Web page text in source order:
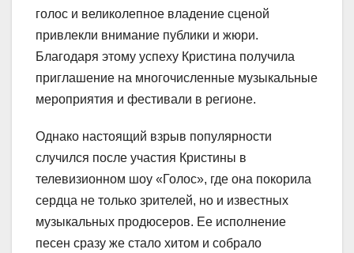
голос и великолепное владение сценой
привлекли внимание публики и жюри.
Благодаря этому успеху Кристина получила
приглашение на многочисленные музыкальные
мероприятия и фестивали в регионе.
Однако настоящий взрыв популярности
случился после участия Кристины в
телевизионном шоу «Голос», где она покорила
сердца не только зрителей, но и известных
музыкальных продюсеров. Ее исполнение
песен сразу же стало хитом и собрало